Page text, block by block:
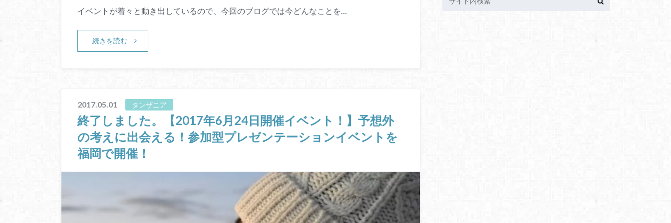
イベントが着々と動き出しているので、今回のブログでは今どんなことを…
続きを読む
2017.05.01 タンザニア
終了しました。【2017年6月24日開催イベント！】予想外
の考えに出会える！参加型プレゼンテーションイベントを
福岡で開催！